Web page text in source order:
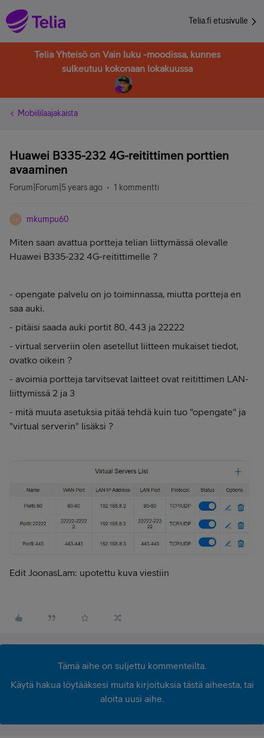
Telia.fi etusivulle
Telia Yhteisö on Vain luku -moodissa, kunnes
sulkeutuu kokonaan lokakuussa
Mobiililaajakaista
Huawei B335-232 4G-reitittimen porttien
avaaminen
Forum|Forum|5 years ago 1 kommentti
M mkumpu60
Miten saan avattua portteja telian liittymässä olevalle
Huawei B335-232 4G-reitittimelle ?
- opengate palvelu on jo toiminnassa, miutta portteja en
saa auki.
- pitäisi saada auki portit 80, 443 ja 22222
- virtual serveriin olen asetellut liitteen mukaiset tiedot,
ovatko oikein ?
- avoimia portteja tarvitsevat laitteet ovat reitittimen LAN-
liittymissä 2 ja 3
- mitä muuta asetuksia pitää tehdä kuin tuo "opengate" ja
"virtual serverin" lisäksi ?
Edit JoonasLam: upotettu kuva viestiin
Tämä aihe on suljettu kommenteilta.
Käytä hakua löytääksesi muita kirjoituksia tästä aiheesta, tai
aloita uusi aihe.